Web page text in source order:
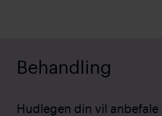
Behandling
Hudlegen din vil